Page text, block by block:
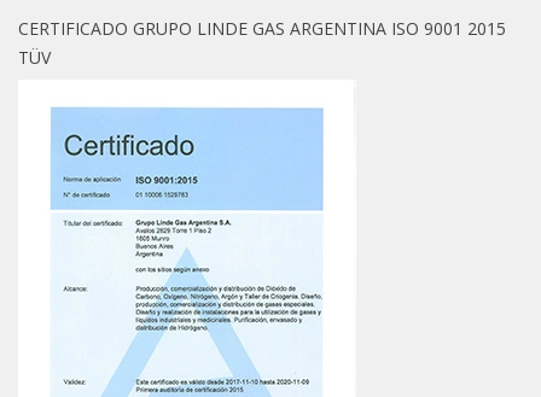
CERTIFICADO GRUPO LINDE GAS ARGENTINA ISO 9001 2015
TÜV